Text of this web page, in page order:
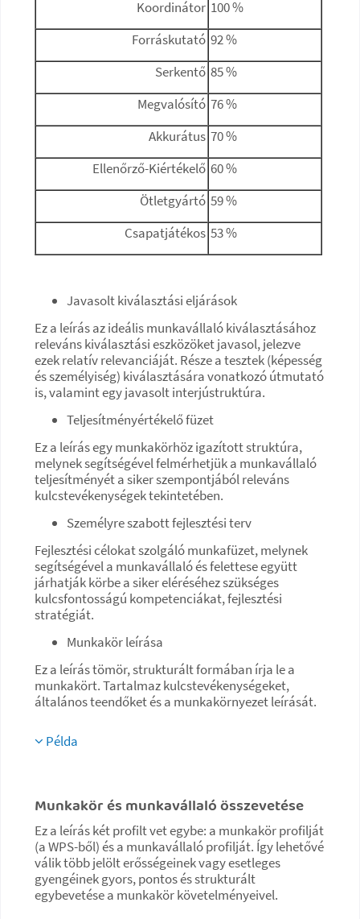
Koordinátor 100 %
Forráskutató 92 %
Serkentő 85 %
Megvalósító 76 %
Akkurátus 70 %
Ellenőrző-Kiértékelő 60 %
Ötletgyártó 59 %
Csapatjátékos 53 %
Javasolt kiválasztási eljárások
Ez a leírás az ideális munkavállaló kiválasztásához
releváns kiválasztási eszközöket javasol, jelezve
ezek relatív relevanciáját. Része a tesztek (képesség
és személyiség) kiválasztására vonatkozó útmutató
is, valamint egy javasolt interjústruktúra.
Teljesítményértékelő füzet
Ez a leírás egy munkakörhöz igazított struktúra,
melynek segítségével felmérhetjük a munkavállaló
teljesítményét a siker szempontjából releváns
kulcstevékenységek tekintetében.
Személyre szabott fejlesztési terv
Fejlesztési célokat szolgáló munkafüzet, melynek
segítségével a munkavállaló és felettese együtt
járhatják körbe a siker eléréséhez szükséges
kulcsfontosságú kompetenciákat, fejlesztési
stratégiát.
Munkakör leírása
Ez a leírás tömör, strukturált formában írja le a
munkakört. Tartalmaz kulcstevékenységeket,
általános teendőket és a munkakörnyezet leírását.
Példa
Munkakör és munkavállaló összevetése
Ez a leírás két profilt vet egybe: a munkakör profilját
(a WPS-ből) és a munkavállaló profilját. Így lehetővé
válik több jelölt erősségeinek vagy esetleges
gyengéinek gyors, pontos és strukturált
egybevetése a munkakör követelményeivel.